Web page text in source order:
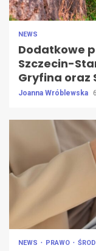
NEWS
Dodatkowe
Szczecin-
Gryfina oraz
Joanna Wróblewska
NEWS PRAWO